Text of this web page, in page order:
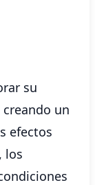
su
un
efectos
los